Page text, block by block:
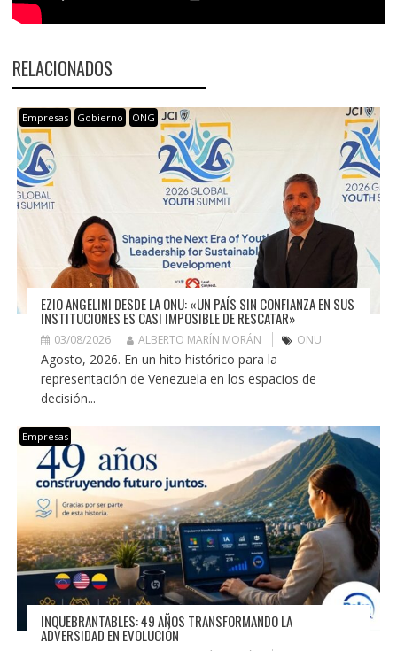
RELACIONADOS
Empresas Gobierno ONG
EZIO ANGELINI DESDE LA ONU: «UN PAÍS SIN CONFIANZA EN SUS
INSTITUCIONES ES CASI IMPOSIBLE DE RESCATAR»
03/08/2026 ALBERTO MARÍN MORÁN ONU
Agosto, 2026. En un hito histórico para la
representación de Venezuela en los espacios de
decisión...
Empresas
INQUEBRANTABLES: 49 AÑOS TRANSFORMANDO LA
ADVERSIDAD EN EVOLUCIÓN